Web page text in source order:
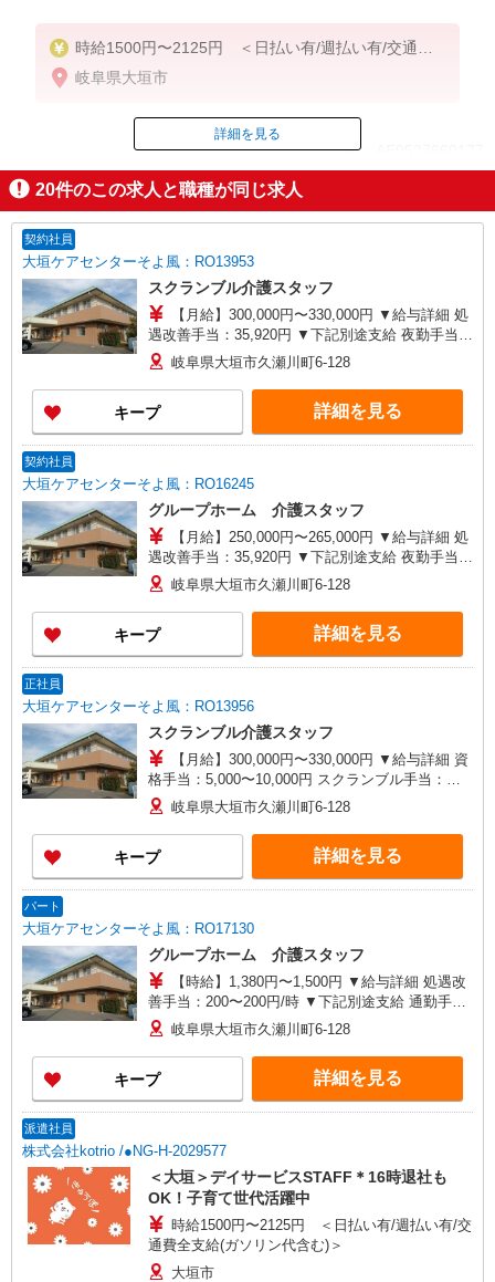
時給1500円〜2125円 ＜日払い有/週払い有/交通費
全支給(ガソリン代含む)＞
岐阜県大垣市
ID：AE0527660177
掲載期間終了
詳細を見る
20件のこの求人と職種が同じ求人
契約社員
大垣ケアセンターそよ風：RO13953
スクランブル介護スタッフ
【月給】300,000円〜330,000円 ▼給与詳細 処
遇改善手当：35,920円 ▼下記別途支給 夜勤手当：
6,000円（1回） 準夜勤手当：3,500円（1回） 通勤
手当 年末年始手当：380円/時 寸志あり：年2回（6
月・12月） ※業績による 特別報酬：平均34.1万円
（最高額135万円） ※2025年6月支給実績 ※処遇
改善手当は試用期間中(3ヶ月)は支給なし
岐阜県大垣市久瀬川町6-128
キープ 詳細を見る
契約社員
大垣ケアセンターそよ風：RO16245
グループホーム 介護スタッフ
【月給】250,000円〜265,000円 ▼給与詳細 処
遇改善手当：35,920円 ▼下記別途支給 夜勤手当：
6,000円（1回） 通勤手当 年末年始手当：380円/時
寸志あり：年2回（6月・12月） ※業績による 特
別報酬：平均26.6万円（最高額109万円） ※2025
年6月支給実績 ※処遇改善手当は試用期間中(3ヶ
月)は支給なし
岐阜県大垣市久瀬川町6-128
キープ 詳細を見る
正社員
大垣ケアセンターそよ風：RO13956
スクランブル介護スタッフ
【月給】300,000円〜330,000円 ▼給与詳細 資
格手当：5,000〜10,000円 スクランブル手当：
10,000円 処遇改善手当：35,920円 住宅手当：規定
あり 精勤手当：8,000円 調整手当：0〜100,000円
▼下記別途支給 夜勤手当：6,000円（1回分） 通勤
手当 年末年始手当：380円/時 賞与年2回（6月・
12月） 昇給年1回（4月） 特別報酬：平均34.1万
遇改善手当は試用期間中(3ヶ月)は支給なし
岐阜県大垣市久瀬川町6-128
キープ 詳細を見る
パート
大垣ケアセンターそよ風：RO17130
グループホーム 介護スタッフ
【時給】1,380円〜1,500円 ▼給与詳細 処遇改
善手当：200〜200円/時 ▼下記別途支給 通勤手当
年末年始手当：380円/時 寸志あり：年2回（6月・
12月） ※業績による ※処遇改善手当は試用期間
中(3ヶ月)は支給なし
岐阜県大垣市久瀬川町6-128
キープ 詳細を見る
派遣社員
株式会社kotrio /●NG-H-2029577
＜大垣＞デイサービスSTAFF＊16時退社も
OK！子育て世代活躍中
時給1500円〜2125円 ＜日払い有/週払い有/交
通費全支給(ガソリン代含む)＞
大垣市